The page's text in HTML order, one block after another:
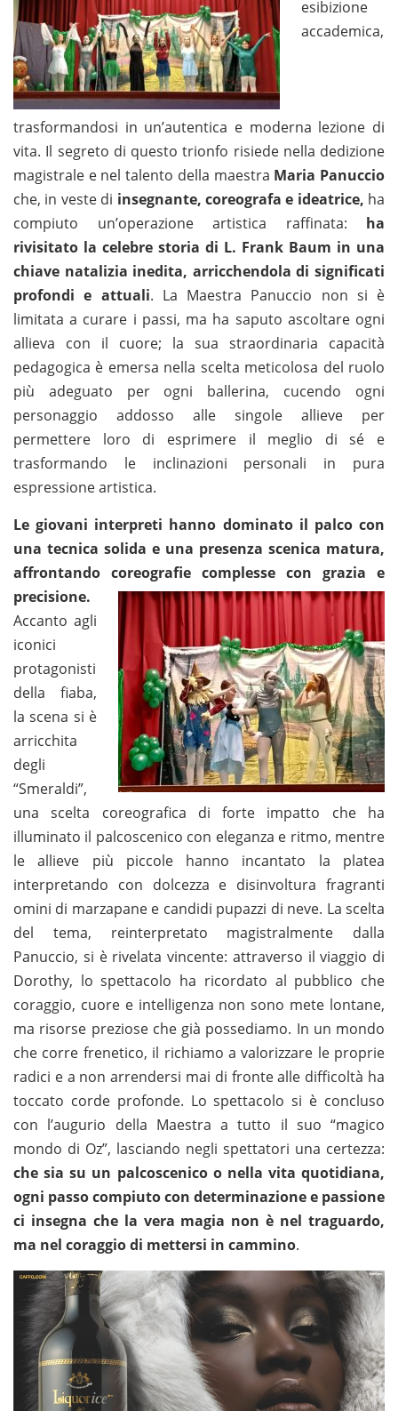
esibizione
accademica,
trasformandosi in un’autentica e moderna lezione di
vita. Il segreto di questo trionfo risiede nella dedizione
magistrale e nel talento della maestra Maria Panuccio
che, in veste di insegnante, coreografa e ideatrice, ha
compiuto un’operazione artistica raffinata: ha
rivisitato la celebre storia di L. Frank Baum in una
chiave natalizia inedita, arricchendola di significati
profondi e attuali. La Maestra Panuccio non si è
limitata a curare i passi, ma ha saputo ascoltare ogni
allieva con il cuore; la sua straordinaria capacità
pedagogica è emersa nella scelta meticolosa del ruolo
più adeguato per ogni ballerina, cucendo ogni
personaggio addosso alle singole allieve per
permettere loro di esprimere il meglio di sé e
trasformando le inclinazioni personali in pura
espressione artistica.
Le giovani interpreti hanno dominato il palco con
una tecnica solida e una presenza scenica matura,
affrontando coreografie complesse con grazia e
precisione.
Accanto agli
iconici
protagonisti
della fiaba,
la scena si è
arricchita
degli
“Smeraldi”,
una scelta coreografica di forte impatto che ha
illuminato il palcoscenico con eleganza e ritmo, mentre
le allieve più piccole hanno incantato la platea
interpretando con dolcezza e disinvoltura fragranti
omini di marzapane e candidi pupazzi di neve. La scelta
del tema, reinterpretato magistralmente dalla
Panuccio, si è rivelata vincente: attraverso il viaggio di
Dorothy, lo spettacolo ha ricordato al pubblico che
coraggio, cuore e intelligenza non sono mete lontane,
ma risorse preziose che già possediamo. In un mondo
che corre frenetico, il richiamo a valorizzare le proprie
radici e a non arrendersi mai di fronte alle difficoltà ha
toccato corde profonde. Lo spettacolo si è concluso
con l’augurio della Maestra a tutto il suo “magico
mondo di Oz”, lasciando negli spettatori una certezza:
che sia su un palcoscenico o nella vita quotidiana,
ogni passo compiuto con determinazione e passione
ci insegna che la vera magia non è nel traguardo,
ma nel coraggio di mettersi in cammino.